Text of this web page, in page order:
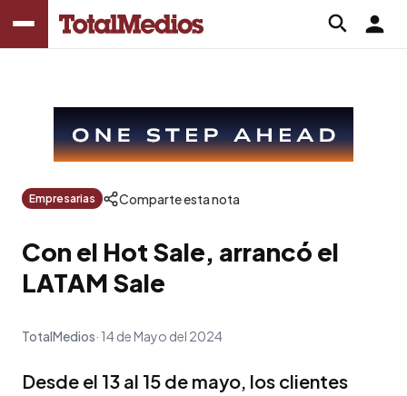
Empresarias Comparte esta nota
Con el Hot Sale, arrancó el
LATAM Sale
TotalMedios 14 de Mayo del 2024
Desde el 13 al 15 de mayo, los clientes